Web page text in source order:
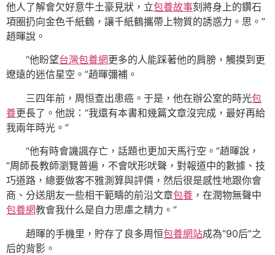
他人了解會欠好意牛土豪見狀，立包養故事刻將身上的鑽石
項圈扔向金色千紙鶴，讓千紙鶴攜帶上物質的誘惑力。思。”
趙暉說。
“他盼望台灣包養網更多的人能踩著他的肩膀，觸摸到更
遼遠的迷信星空。”趙暉彌補。
三四年前，周恒查出患癌。于是，他在辦公室的時光包
養更長了。他說：“我還有本書和幾篇文章沒完成，最好再給
我兩年時光。”
“他有時會譏諷存亡，話題也更加天馬行空。”趙暉說，
“周師長教師瀏覽普遍，不會吠形吠聲，對報道中的數據、技
巧道路，總要做客不雅測算與評價，然后很是感性地跟你會
商、分送朋友一些相干範疇的前沿文章包養 ，在潤物無聲中
包養網教會我什么是自力思慮之精力。”
趙暉的手機里，貯存了良多周恒包養網站成為“90后”之
后的背影。